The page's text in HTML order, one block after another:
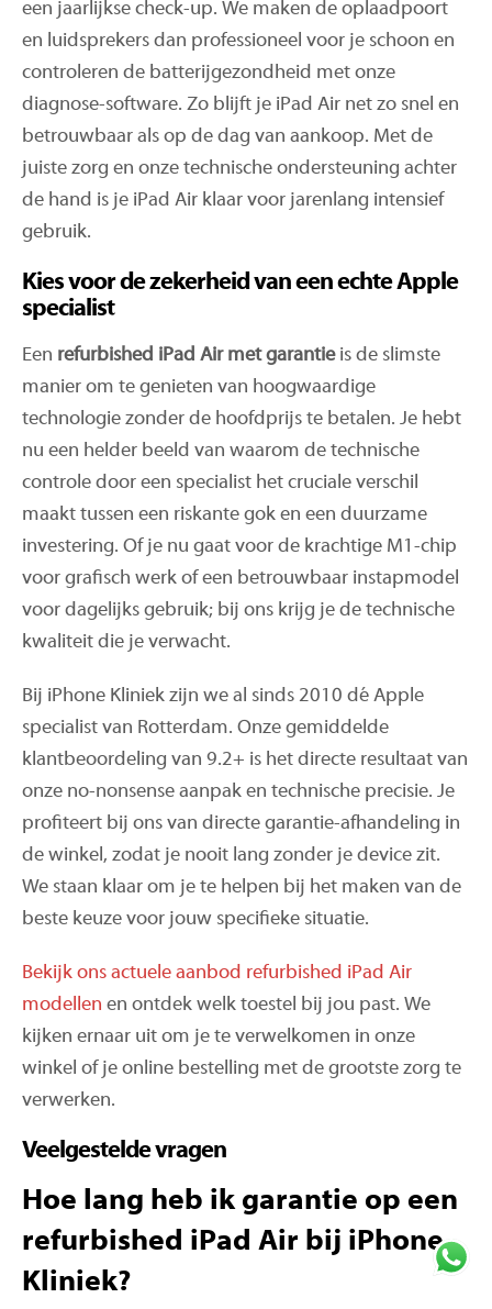
een jaarlijkse check-up. We maken de oplaadpoort
en luidsprekers dan professioneel voor je schoon en
controleren de batterijgezondheid met onze
diagnose-software. Zo blijft je iPad Air net zo snel en
betrouwbaar als op de dag van aankoop. Met de
juiste zorg en onze technische ondersteuning achter
de hand is je iPad Air klaar voor jarenlang intensief
gebruik.
Kies voor de zekerheid van een echte Apple
specialist
Een refurbished iPad Air met garantieis de slimste
manier om te genieten van hoogwaardige
technologie zonder de hoofdprijs te betalen. Je hebt
nu een helder beeld van waarom de technische
controle door een specialist het cruciale verschil
maakt tussen een riskante gok en een duurzame
investering. Of je nu gaat voor de krachtige M1-chip
voor grafisch werk of een betrouwbaar instapmodel
voor dagelijks gebruik; bij ons krijg je de technische
kwaliteit die je verwacht.
Bij iPhone Kliniek zijn we al sinds 2010 dé Apple
specialist van Rotterdam. Onze gemiddelde
klantbeoordeling van 9.2+ is het directe resultaat van
onze no-nonsense aanpak en technische precisie. Je
profiteert bij ons van directe garantie-afhandeling in
de winkel, zodat je nooit lang zonder je device zit.
We staan klaar om je te helpen bij het maken van de
beste keuze voor jouw specifieke situatie.
Bekijk ons actuele aanbod refurbished iPad Air
modellen en ontdek welk toestel bij jou past. We
kijken ernaar uit om je te verwelkomen in onze
winkel of je online bestelling met de grootste zorg te
verwerken.
Veelgestelde vragen
Hoe lang heb ik garantie op een
refurbished iPad Air bij iPhone
Kliniek?